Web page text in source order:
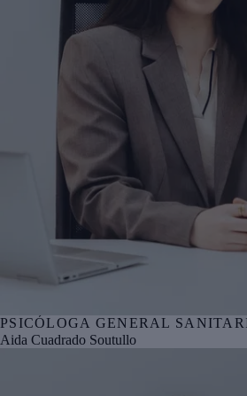
Nº col. COPBI BI05076
PSICÓLOGA GENERAL
Aida Cuadrado Soutullo